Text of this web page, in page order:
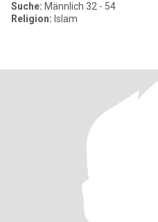
Suche: Männlich 32 - 54
Religion: Islam